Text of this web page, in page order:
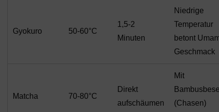
Gyokuro 50-60°C
1,5-2
Minuten
Niedrige
Temperatur
betont
Geschmack
Matcha 70-80°C
Direkt
aufschäumen
Mit
(Chasen)